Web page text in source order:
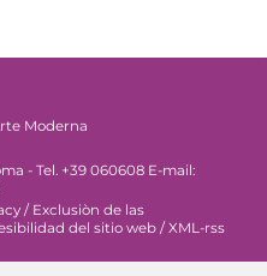
Moderna
- Tel. +39 060608 E-mail:
/ Exclusiòn de las
del sitio web /XML-rss